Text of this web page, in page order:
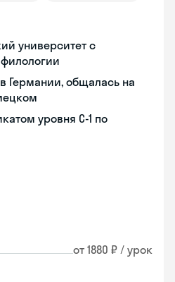
университет с
Германии, общалась на
уровня C-1 по
от 1880 ₽ / урок